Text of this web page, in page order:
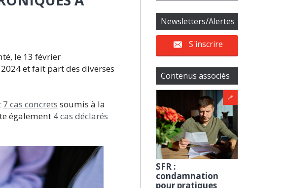
le 13 février
et fait part des diverses
7 cas concrets soumis à la
également 4 cas déclarés
Newsletters/Alertes
S'inscrire
Contenus associés
SFR :
condamnation
pour pratiques